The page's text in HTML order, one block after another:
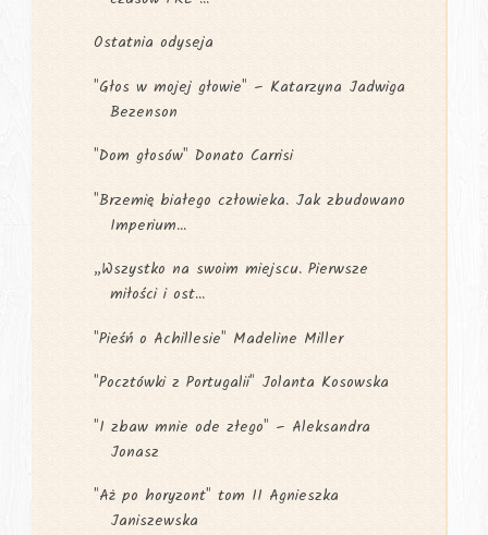
Ostatnia odyseja
"Głos w mojej głowie" – Katarzyna Jadwiga
Bezenson
"Dom głosów" Donato Carrisi
"Brzemię białego człowieka. Jak zbudowano
Imperium...
„Wszystko na swoim miejscu. Pierwsze
miłości i ost...
"Pieśń o Achillesie" Madeline Miller
"Pocztówki z Portugalii" Jolanta Kosowska
"I zbaw mnie ode złego" – Aleksandra
Jonasz
"Aż po horyzont" tom II Agnieszka
Janiszewska